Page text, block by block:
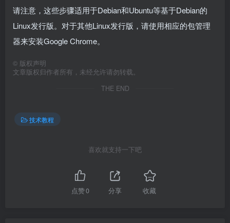
请注意，这些步骤适用于Debian和Ubuntu等基于Debian的
Linux发行版。对于其他Linux发行版，请使用相应的包管理
器来安装Google Chrome。
© 版权声明
文章版权归作者所有，未经允许请勿转载。
THE END
技术教程
喜欢就支持一下吧
点赞0 分享 收藏